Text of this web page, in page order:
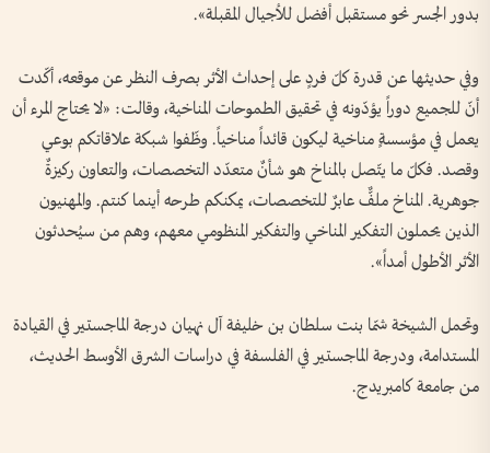
بدور الجسر نحو مستقبل أفضل للأجيال المقبلة».
وفي حديثها عن قدرة كلّ فردٍ على إحداث الأثر بصرف النظر عن موقعه، أكّدت
أنّ للجميع دوراً يؤدّونه في تحقيق الطموحات المناخية، وقالت: «لا يحتاج المرء أن
يعمل في مؤسسةٍ مناخية ليكون قائداً مناخياً. وظّفوا شبكة علاقاتكم بوعي
وقصد. فكلّ ما يتّصل بالمناخ هو شأنٌ متعدّد التخصصات، والتعاون ركيزةٌ
جوهرية. المناخ ملفٌّ عابرٌ للتخصصات، يمكنكم طرحه أينما كنتم. والمهنيون
الذين يحملون التفكير المناخي والتفكير المنظومي معهم، وهم من سيُحدثون
الأثر الأطول أمداً».
وتحمل الشيخة شمّا بنت سلطان بن خليفة آل نهيان درجة الماجستير في القيادة
المستدامة، ودرجة الماجستير في الفلسفة في دراسات الشرق الأوسط الحديث،
من جامعة كامبريدج.